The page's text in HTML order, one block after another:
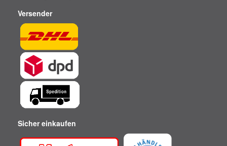
Versender
Sicher einkaufen